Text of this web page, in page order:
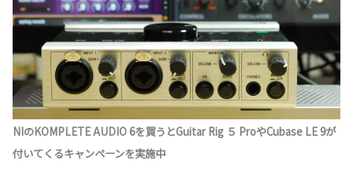
NIのKOMPLETE AUDIO 6を買うとGuitar Rig ５ ProやCubase LE 9が
付いてくるキャンペーンを実施中